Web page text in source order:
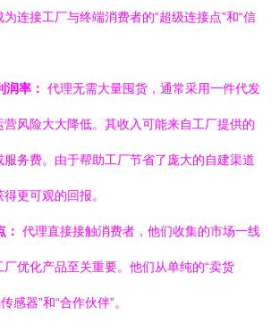
连接工厂与终端消费者的“超级连接点”和“信
润率： 代理无需大量囤货，通常采用一件代发
风险大大降低。其收入可能来自工厂提供的
务费。由于帮助工厂节省了庞大的自建渠道
更可观的回报。
代理直接接触消费者，他们收集的市场一线
优化产品至关重要。他们从单纯的“卖货
感器”和“合作伙伴”。